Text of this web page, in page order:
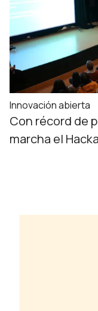
Innovación abierta
Con récord de
marcha el